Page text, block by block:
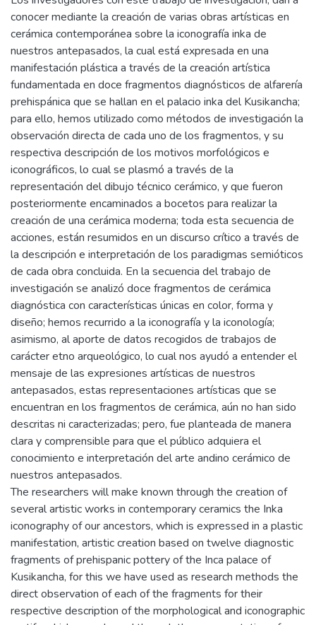
conocer mediante la creación de varias obras artísticas en
cerámica contemporánea sobre la iconografía inka de
nuestros antepasados, la cual está expresada en una
manifestación plástica a través de la creación artística
fundamentada en doce fragmentos diagnósticos de alfarería
prehispánica que se hallan en el palacio inka del Kusikancha;
para ello, hemos utilizado como métodos de investigación la
observación directa de cada uno de los fragmentos, y su
respectiva descripción de los motivos morfológicos e
iconográficos, lo cual se plasmó a través de la
representación del dibujo técnico cerámico, y que fueron
posteriormente encaminados a bocetos para realizar la
creación de una cerámica moderna; toda esta secuencia de
acciones, están resumidos en un discurso crítico a través de
la descripción e interpretación de los paradigmas semióticos
de cada obra concluida. En la secuencia del trabajo de
investigación se analizó doce fragmentos de cerámica
diagnóstica con características únicas en color, forma y
diseño; hemos recurrido a la iconografía y la iconología;
asimismo, al aporte de datos recogidos de trabajos de
carácter etno arqueológico, lo cual nos ayudó a entender el
mensaje de las expresiones artísticas de nuestros
antepasados, estas representaciones artísticas que se
encuentran en los fragmentos de cerámica, aún no han sido
descritas ni caracterizadas; pero, fue planteada de manera
clara y comprensible para que el público adquiera el
conocimiento e interpretación del arte andino cerámico de
nuestros antepasados.
The researchers will make known through the creation of
several artistic works in contemporary ceramics the Inka
iconography of our ancestors, which is expressed in a plastic
manifestation, artistic creation based on twelve diagnostic
fragments of prehispanic pottery of the Inca palace of
Kusikancha, for this we have used as research methods the
direct observation of each of the fragments for their
respective description of the morphological and iconographic